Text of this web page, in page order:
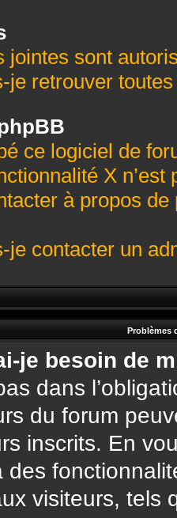
jointes sont
je retrouver
ce logiciel de
X n’est
à propos de
je contacter un
Problèmes
je besoin de
dans
du forum
inscrits. En
des
visiteurs, tels